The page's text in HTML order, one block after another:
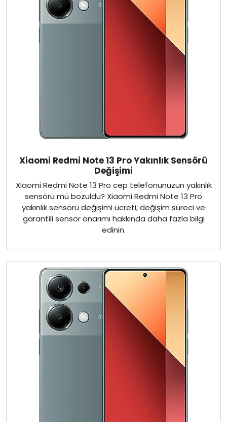
Xiaomi Redmi Note 13 Pro Yakınlık Sensörü
Değişimi
Xiaomi Redmi Note 13 Pro cep telefonunuzun yakınlık
sensörü mü bozuldu? Xiaomi Redmi Note 13 Pro
yakınlık sensörü değişimi ücreti, değişim süreci ve
garantili sensör onarımı hakkında daha fazla bilgi
edinin.